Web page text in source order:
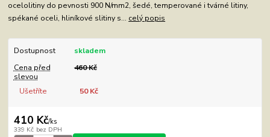
ocelolitiny do pevnosti 900 N/mm2, šedé, temperované i tvárné litiny,
spékané oceli, hliníkové slitiny s... celý popis
Dostupnost
skladem
Cena před
slevou
460 Kč
Ušetříte 50 Kč
410 Kč/ks
339 Kč bez DPH